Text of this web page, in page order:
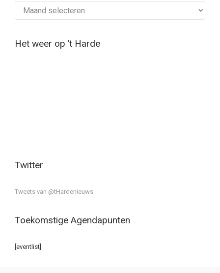
Het weer op ’t Harde
Twitter
Tweets van @tHardenieuws
Toekomstige Agendapunten
[eventlist]